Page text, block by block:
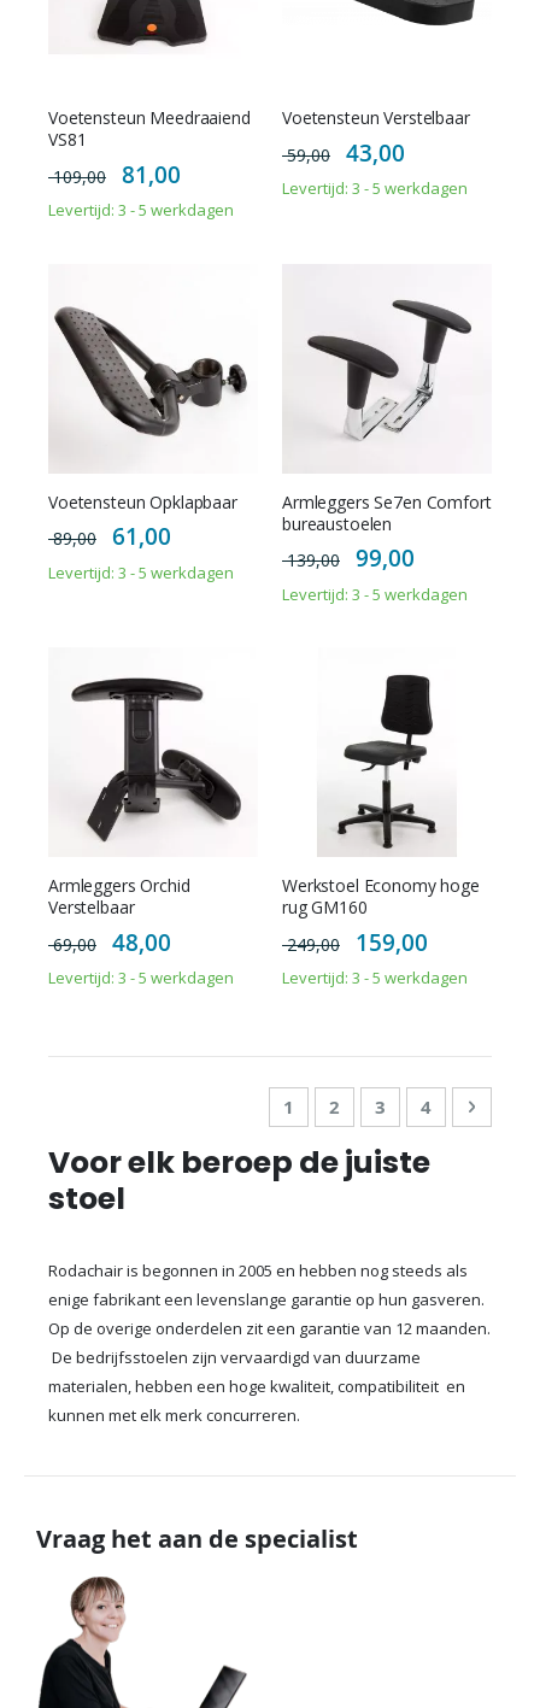
Voetensteun Meedraaiend
VS81
109,00
Special
Price
81,00
Levertijd: 3 - 5 werkdagen
Voetensteun Verstelbaar
59,00
Special
Price
43,00
Levertijd: 3 - 5 werkdagen
Voetensteun Opklapbaar
89,00
Special
Price
61,00
Levertijd: 3 - 5 werkdagen
Armleggers Se7en Comfort
bureaustoelen
139,00
Special
Price
99,00
Levertijd: 3 - 5 werkdagen
Armleggers Orchid
Verstelbaar
69,00
Special
Price
48,00
Levertijd: 3 - 5 werkdagen
Werkstoel Economy hoge
rug GM160
249,00
Special
Price
159,00
Levertijd: 3 - 5 werkdagen
Pagina
U lees momenteel pagina
1 Pagina
2 Pagina
3 Pagina
4 Pagina
Voor elk beroep de juiste
stoel
Rodachair is begonnen in 2005 en hebben nog steeds als
enige fabrikant een levenslange garantie op hun gasveren.
Op de overige onderdelen zit een garantie van 12 maanden.
De bedrijfsstoelen zijn vervaardigd van duurzame
materialen, hebben een hoge kwaliteit, compatibiliteit en
kunnen met elk merk concurreren.
Vraag het aan de specialist